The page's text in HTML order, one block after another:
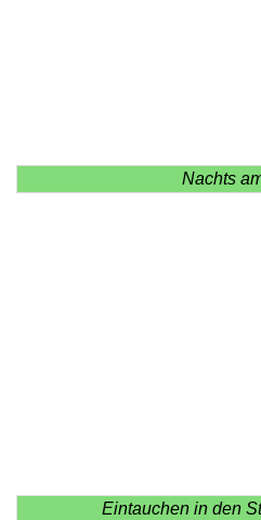
Nachts
Eintauchen in den